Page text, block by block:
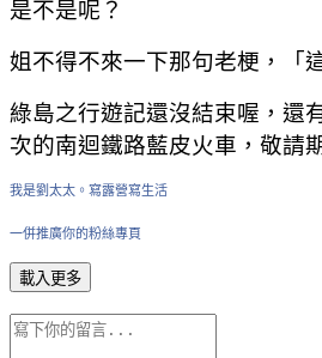
是不是呢？
姐不得不來一下那句老梗，「
綠島之行遊記還沒結束喔，還
次的南迴鐵路藍皮火車，敬請
我是劉太太。寫露營寫生活
一併推廣你的粉絲專頁
載入更多